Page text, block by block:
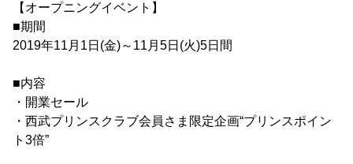
【オープニングイベント】
■期間
2019年11月1日(金)～11月5日(火)5日間
■内容
・開業セール
・西武プリンスクラブ会員さま限定企画“プリンスポイン
ト3倍”